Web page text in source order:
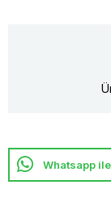
Whatsapp